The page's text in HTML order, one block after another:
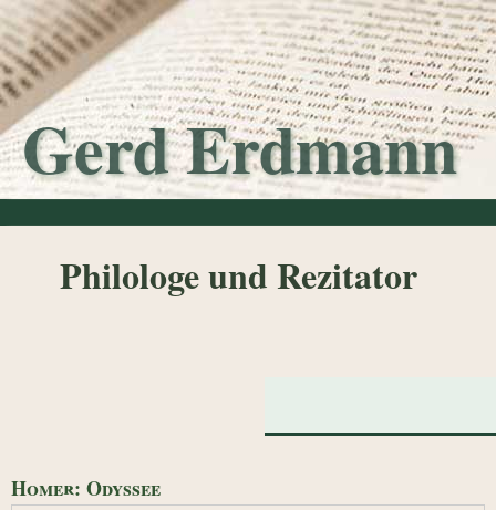
Gerd Erdmann
Philologe und Rezitator
Homer: Odyssee